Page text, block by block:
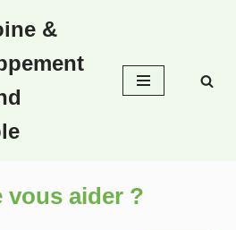
&
vous aider ?